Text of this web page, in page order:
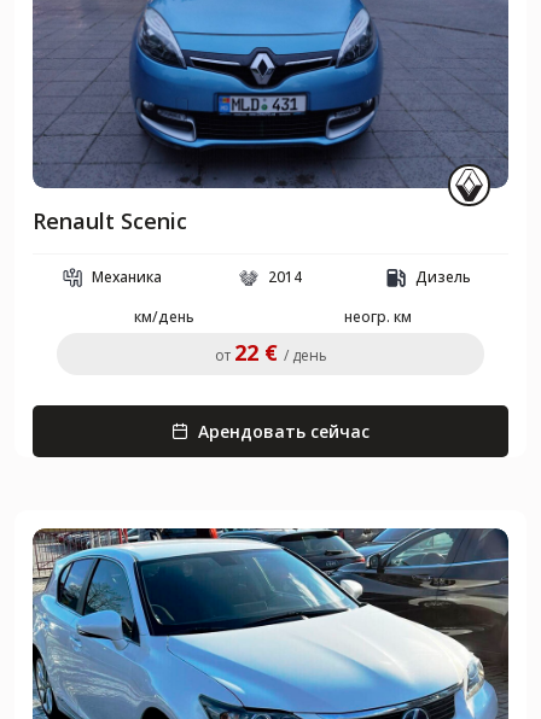
Renault Scenic
Механика 2014
Дизель
км/день
неогр. км
от 22 € / день
Арендовать сейчас